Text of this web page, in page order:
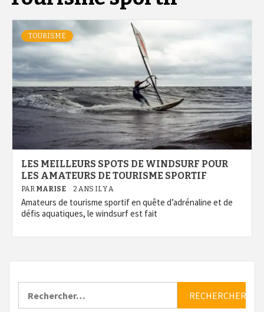
TOURISME
LES MEILLEURS SPOTS DE WINDSURF POUR
LES AMATEURS DE TOURISME SPORTIF
PAR MARISE 2 ANS IL Y A
Amateurs de tourisme sportif en quête d’adrénaline et de
défis aquatiques, le windsurf est fait